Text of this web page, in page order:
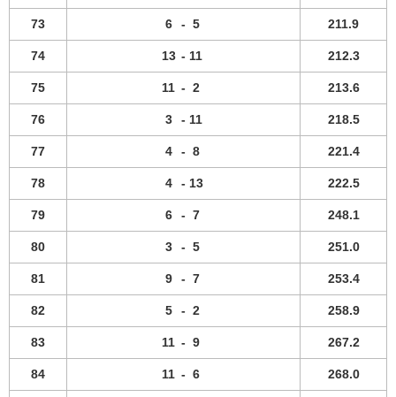
73 6 - 5 211.9
74 13 - 11 212.3
75 11 - 2 213.6
76 3 - 11 218.5
77 4 - 8 221.4
78 4 - 13 222.5
79 6 - 7 248.1
80 3 - 5 251.0
81 9 - 7 253.4
82 5 - 2 258.9
83 11 - 9 267.2
84 11 - 6 268.0